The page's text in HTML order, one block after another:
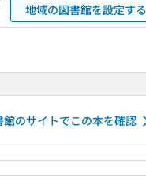
地域の図書館を設定する
のサイトでこの本を確認